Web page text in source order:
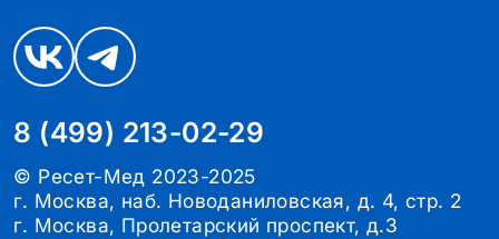
8 (499) 213-02-29
© Ресет-Мед 2023-2025
г. Москва, наб. Новоданиловская, д. 4, стр. 2
г. Москва, Пролетарский проспект, д.3